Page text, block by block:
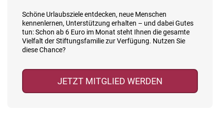
Schöne Urlaubsziele entdecken, neue Menschen
kennenlernen, Unterstützung erhalten – und dabei Gutes
tun: Schon ab 6 Euro im Monat steht Ihnen die gesamte
Vielfalt der Stiftungsfamilie zur Verfügung. Nutzen Sie
diese Chance?
JETZT MITGLIED WERDEN